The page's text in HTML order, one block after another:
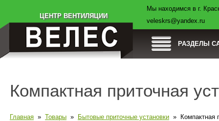
ЦЕНТР ВЕНТИЛЯЦИИ
Мы находимся в г.
veleskrs@yandex.ru
РАЗДЕЛЫ
Доставка
Компактная приточная
Главная » Товары » Бытовые приточные установки » Компактная